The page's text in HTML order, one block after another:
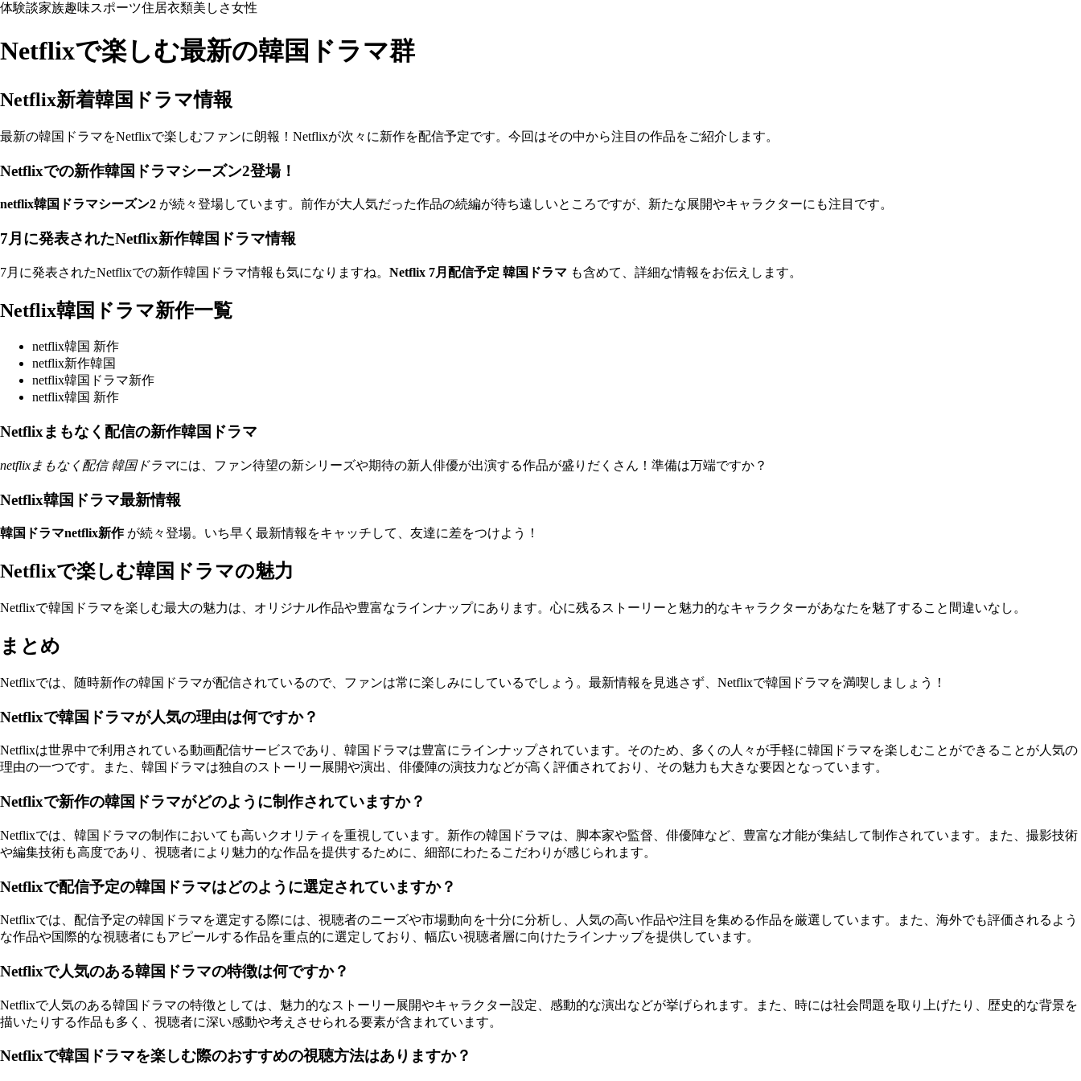
体験談家族趣味スポーツ住居衣類美しさ女性
Netflixで楽しむ最新の韓国ドラマ群
Netflix新着韓国ドラマ情報
最新の韓国ドラマをNetflixで楽しむファンに朗報！Netflixが次々に新作を配信予定です。今回はその中から注目の作品をご紹介します。
Netflixでの新作韓国ドラマシーズン2登場！
netflix韓国ドラマシーズン2 が続々登場しています。前作が大人気だった作品の続編が待ち遠しいところですが、新たな展開やキャラクターにも注目です。
7月に発表されたNetflix新作韓国ドラマ情報
7月に発表されたNetflixでの新作韓国ドラマ情報も気になりますね。 Netflix 7月配信予定 韓国ドラマ も含めて、詳細な情報をお伝えします。
Netflix韓国ドラマ新作一覧
netflix韓国 新作
netflix新作韓国
netflix韓国ドラマ新作
netflix韓国 新作
Netflixまもなく配信の新作韓国ドラマ
netflixまもなく配信 韓国ドラマには、ファン待望の新シリーズや期待の新人俳優が出演する作品が盛りだくさん！準備は万端ですか？
Netflix韓国ドラマ最新情報
韓国ドラマnetflix新作が続々登場。いち早く最新情報をキャッチして、友達に差をつけよう！
Netflixで楽しむ韓国ドラマの魅力
Netflixで韓国ドラマを楽しむ最大の魅力は、オリジナル作品や豊富なラインナップにあります。心に残るストーリーと魅力的なキャラクターがあなたを魅了すること間違いなし。
まとめ
Netflixでは、随時新作の韓国ドラマが配信されているので、ファンは常に楽しみにしているでしょう。最新情報を見逃さず、Netflixで韓国ドラマを満喫しましょう！
Netflixで韓国ドラマが人気の理由は何ですか？
Netflixは世界中で利用されている動画配信サービスであり、韓国ドラマは豊富にラインナップされています。そのため、多くの人々が手軽に韓国ドラマを楽しむことができることが人気の
理由の一つです。また、韓国ドラマは独自のストーリー展開や演出、俳優陣の演技力などが高く評価されており、その魅力も大きな要因となっています。
Netflixで新作の韓国ドラマがどのように制作されていますか？
Netflixでは、韓国ドラマの制作においても高いクオリティを重視しています。新作の韓国ドラマは、脚本家や監督、俳優陣など、豊富な才能が集結して制作されています。また、撮影技術
や編集技術も高度であり、視聴者により魅力的な作品を提供するために、細部にわたるこだわりが感じられます。
Netflixで配信予定の韓国ドラマはどのように選定されていますか？
Netflixでは、配信予定の韓国ドラマを選定する際には、視聴者のニーズや市場動向を十分に分析し、人気の高い作品や注目を集める作品を厳選しています。また、海外でも評価されるよう
な作品や国際的な視聴者にもアピールする作品を重点的に選定しており、幅広い視聴者層に向けたラインナップを提供しています。
Netflixで人気のある韓国ドラマの特徴は何ですか？
Netflixで人気のある韓国ドラマの特徴としては、魅力的なストーリー展開やキャラクター設定、感動的な演出などが挙げられます。また、時には社会問題を取り上げたり、歴史的な背景を
描いたりする作品も多く、視聴者に深い感動や考えさせられる要素が含まれています。
Netflixで韓国ドラマを楽しむ際のおすすめの視聴方法はありますか？